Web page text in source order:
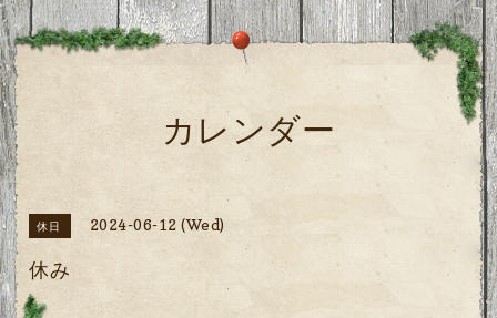
カレンダー
休日 2024-06-12 (Wed)
休み